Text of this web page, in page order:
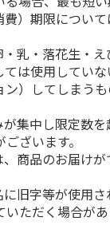
）期限につい
乳・落花生・え
は使用してい
）してしまう
集中し限定数を
ざいます。
商品のお届け
旧字等が使用
ただく場合が